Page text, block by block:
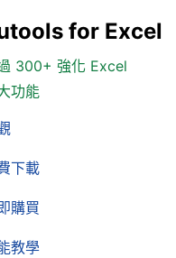
for Excel
300+ 強化 Excel
功能
下載
購買
教學